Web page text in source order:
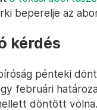
beperelje az
kérdés
pénteki
februári
döntött